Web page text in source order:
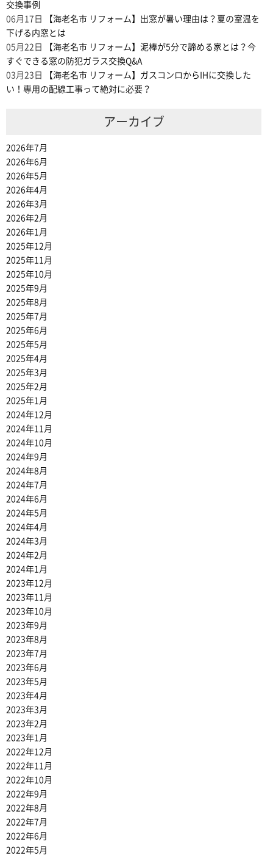
交換事例
06月17日
【海老名市 リフォーム】出窓が暑い理由は？夏の室温を
下げる内窓とは
05月22日
【海老名市 リフォーム】泥棒が5分で諦める家とは？今
すぐできる窓の防犯ガラス交換Q&A
03月23日
【海老名市 リフォーム】ガスコンロからIHに交換した
い！専用の配線工事って絶対に必要？
アーカイブ
2026年7月
2026年6月
2026年5月
2026年4月
2026年3月
2026年2月
2026年1月
2025年12月
2025年11月
2025年10月
2025年9月
2025年8月
2025年7月
2025年6月
2025年5月
2025年4月
2025年3月
2025年2月
2025年1月
2024年12月
2024年11月
2024年10月
2024年9月
2024年8月
2024年7月
2024年6月
2024年5月
2024年4月
2024年3月
2024年2月
2024年1月
2023年12月
2023年11月
2023年10月
2023年9月
2023年8月
2023年7月
2023年6月
2023年5月
2023年4月
2023年3月
2023年2月
2023年1月
2022年12月
2022年11月
2022年10月
2022年9月
2022年8月
2022年7月
2022年6月
2022年5月